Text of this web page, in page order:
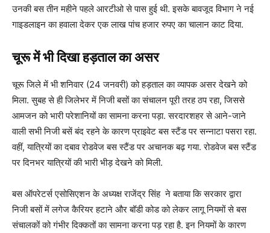
उनकी बस तीन महीने पहले आरटीओ से पास हुई थी. इसके बावजूद विभाग ने नई
गाइडलाइन का हवाला देकर एक लाख पांच हजार रुपए का चालान काट दिया.
चूरू में भी दिखा हड़ताल का असर
चूरू जिले में भी शनिवार (24 जनवरी) को हड़ताल का व्यापक असर देखने को
मिला. सुबह से ही जिलेभर में निजी बसों का संचालन पूरी तरह ठप रहा, जिससे
आमजन को भारी परेशानियों का सामना करना पड़ा. सरदारशहर से आने-जाने
वाली सभी निजी बसें बंद रहने के कारण प्राइवेट बस स्टैंड पर सन्नाटा पसरा रहा.
वहीं, यात्रियों का दबाव रोडवेज बस स्टैंड पर अचानक बढ़ गया. रोडवेज बस स्टैंड
पर दिनभर यात्रियों की भारी भीड़ देखने को मिली.
बस ऑपरेटर्स एसोसिएशन के अध्यक्ष राजेंद्र सिंह ने बताया कि सरकार द्वारा
निजी बसों में लगेज कैरियर हटाने और बॉडी कोड को लेकर लागू नियमों से बस
संचालकों को गंभीर दिक्कतों का सामना करना पड़ रहा है. इन नियमों के कारण